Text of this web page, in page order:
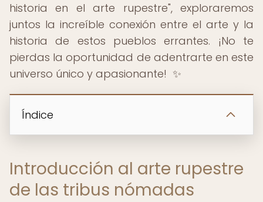
historia en el arte rupestre", exploraremos
juntos la increíble conexión entre el arte y la
historia de estos pueblos errantes. ¡No te
pierdas la oportunidad de adentrarte en este
universo único y apasionante! ️ ✨
Índice
Introducción al arte rupestre
de las tribus nómadas